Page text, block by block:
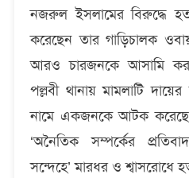
নজরুল ইসলামের বিরুদ্ধে
করেছেন তার গাড়িচালক
আরও চারজনকে আসামি করা
পল্লবী থানায় মামলাটি
নামে একজনকে আটক করেছে
‘অনৈতিক সম্পর্কের
সন্দেহে’ মারধর ও শ্বাসরোধে